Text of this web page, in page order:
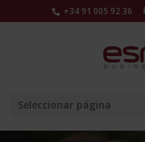
+34 91 005 92 36
Seleccionar página